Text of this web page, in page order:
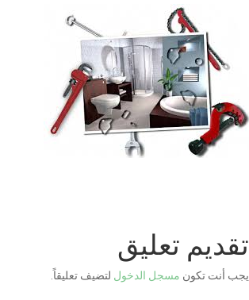
تقديم تعليق
يجب أنت تكون مسجل الدخول لتضيف تعليقاً.